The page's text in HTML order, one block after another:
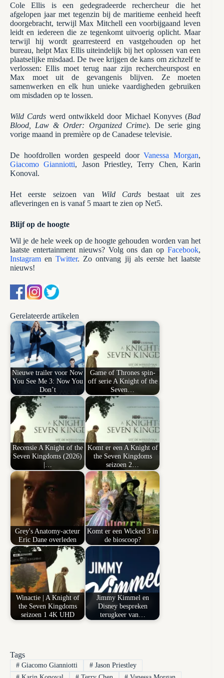
Cole Ellis is een gedegradeerde rechercheur die het
afgelopen jaar met tegenzin bij de maritieme eenheid heeft
doorgebracht, terwijl Max Mitchell een voorbijgaand leven
leidt en iedereen die ze tegenkomt uitvoerig oplicht. Maar
terwijl hij wordt gearresteerd en vastgehouden op het
bureau, helpt Max Ellis uiteindelijk bij het oplossen van een
plaatselijke misdaad. De twee krijgen de kans om zichzelf te
verlossen: Ellis moet terug naar zijn rechercheurspost en
Max moet uit de gevangenis blijven. Ze moeten
samenwerken en elk hun unieke vaardigheden gebruiken
om misdaden op te lossen.
Wild Cards werd ontwikkeld door Michael Konyves (Bad
Blood, Law & Order: Organized Crime). De serie ging
vorige maand in première op de Canadese televisie.
De hoofdrollen worden gespeeld doorVanessa Morgan,
Giacomo Gianniotti, Jason Priestley, Terry Chen, Karin
Konoval.
Het eerste seizoen van Wild Cardsbestaat uit zes
afleveringen en is vanaf 5 maart te zien op Net5.
Blijf op de hoogte
Wil je de hele week op de hoogte gehouden worden van het
laatste entertainment nieuws? Volg ons dan opFacebook,
InstagramenTwitter. Zo ontvang jij als eerste het laatste
nieuws!
Gerelateerde artikelen
Nieuwe trailer voor Now
You See Me 3: Now You
Don’t
Game of Thrones spin-
off serie A Knight of the
Seven…
Recensie A Knight of the
Seven Kingdoms (2026)
|…
Komt er een A Knight of
the Seven Kingdoms
seizoen 2…
Grey's Anatomy-acteur
Eric Dane overleden
Komt er een Wicked 3 in
de bioscoop?
Winactie | A Knight of
the Seven Kingdoms
seizoen 1 4K UHD
Jimmy Kimmel en
Disney bespreken
terugkeer van…
Tags
#Giacomo Gianniotti #Jason Priestley